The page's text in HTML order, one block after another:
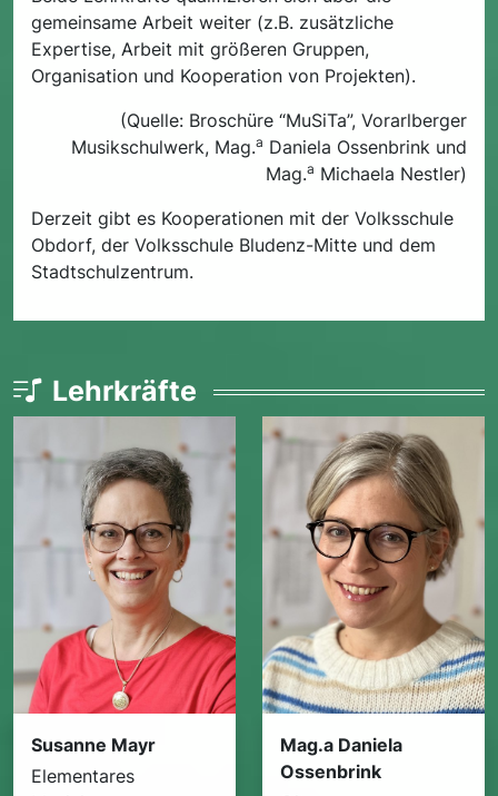
gemeinsame Arbeit weiter (z.B. zusätzliche
Expertise, Arbeit mit größeren Gruppen,
Organisation und Kooperation von Projekten).
(Quelle: Broschüre “MuSiTa”, Vorarlberger
Musikschulwerk, Mag.a Daniela Ossenbrink und
Mag.a Michaela Nestler)
Derzeit gibt es Kooperationen mit der Volksschule
Obdorf, der Volksschule Bludenz-Mitte und dem
Stadtschulzentrum.
Lehrkräfte
Susanne Mayr
Elementares
Mag.a Daniela
Ossenbrink